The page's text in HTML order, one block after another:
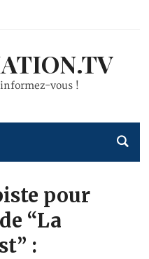
vous !
pour
“La
: